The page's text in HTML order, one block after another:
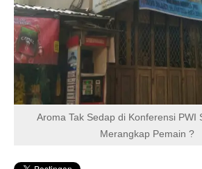
Aroma Tak Sedap di Konferensi PWI
Merangkap Pemain ?